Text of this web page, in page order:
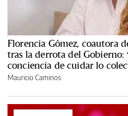
Florencia Gómez, coautora
tras la derrota del Gobierno:
conciencia de cuidar lo
Mauricio Caminos